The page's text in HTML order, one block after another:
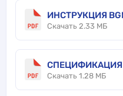
ИНСТРУКЦИЯ
Скачать 2.33 МБ
СПЕЦИФИКАЦИЯ
Скачать 1.28 МБ